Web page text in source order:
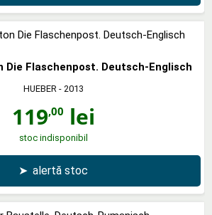
Die Flaschenpost. Deutsch-Englisch
HUEBER - 2013
119,00 lei
stoc indisponibil
➤ alertă stoc